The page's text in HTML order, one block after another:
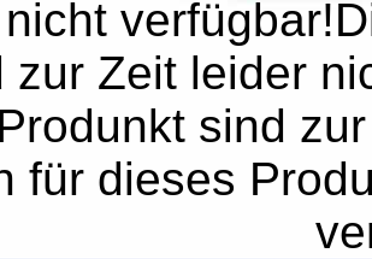
zur Zeit leider
sind
für dieses